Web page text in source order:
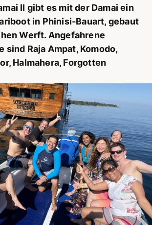
II gibt es mit der Damai ein
in Phinisi-Bauart, gebaut
Werft. Angefahrene
sind Raja Ampat, Komodo,
Halmahera, Forgotten